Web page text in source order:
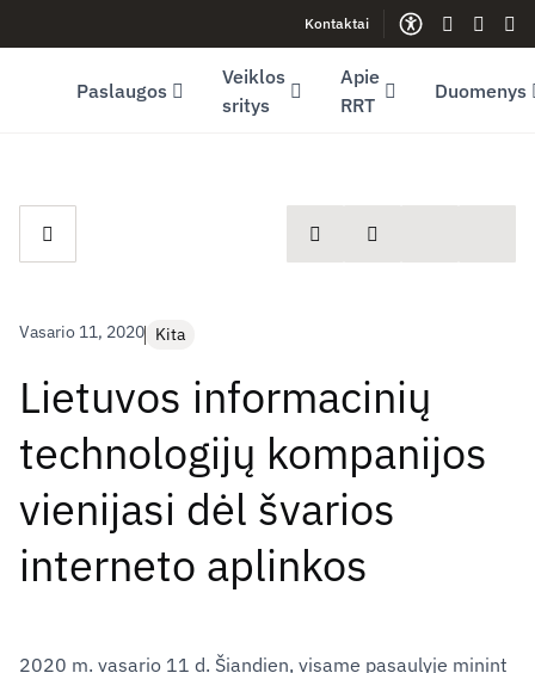
Youtube (opens in new window)Kontaktai
Gestų
Paslaugos
Veiklos
sritys
Apie
RRT
Duomenys
spausdintiDalintis
Vasario 11, 2020 Kita
Lietuvos informacinių
technologijų kompanijos
vienijasi dėl švarios
interneto aplinkos
2020 m. vasario 11 d. Šiandien, visame pasaulyje minint